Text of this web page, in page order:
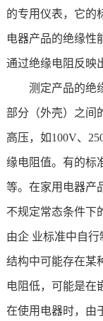
的专用仪表，它的
电器产品的绝缘性
通过绝缘电阻反映
测定产品的绝缘
部分（外壳）之间
高压，如100V、
缘电阻值。有的标
等。在家用电器产
不规定常态条件下
由企 业标准中自
结构中可能存在某
电阻低，可能是在
在使用电器时，由